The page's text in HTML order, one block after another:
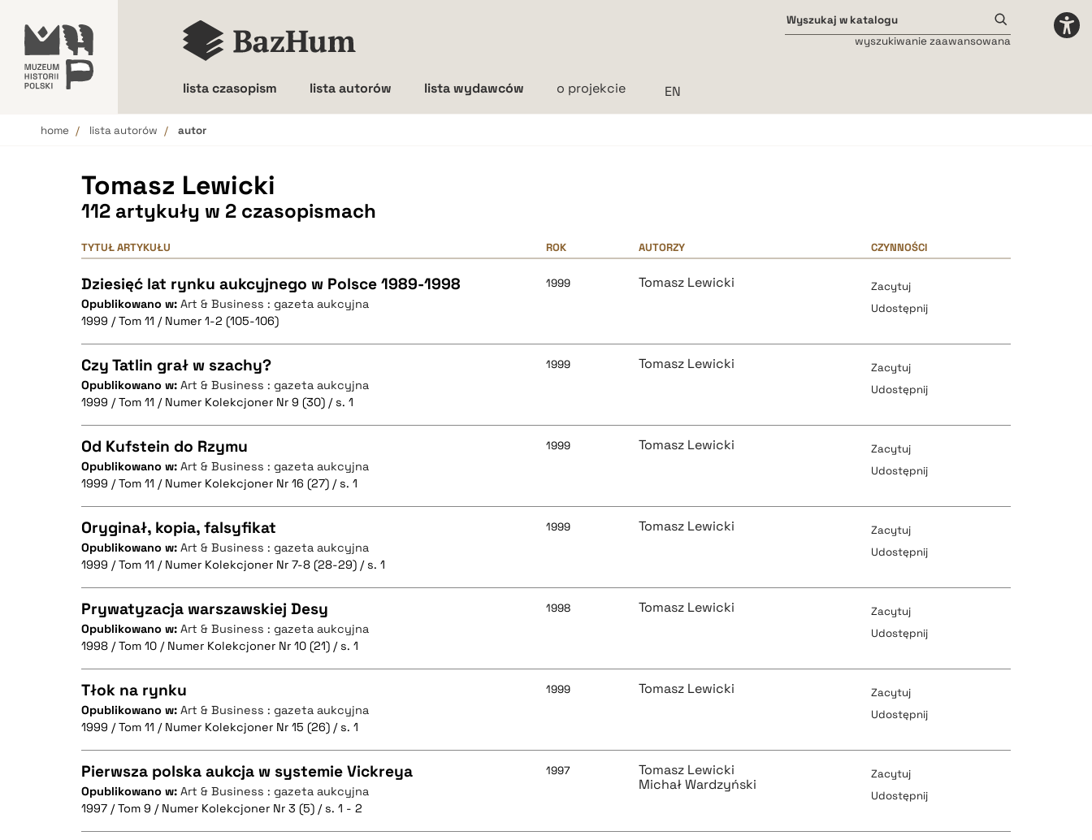
lista czasopism lista autorów lista wydawców o projekcie
wyszukiwanie zaawansowana
home lista autorów autor
Tomasz Lewicki
112 artykuły w 2 czasopismach
TYTUŁ ARTYKUŁU ROK AUTORZY CZYNNOŚCI
Dziesięć lat rynku aukcyjnego w Polsce 1989-1998
Opublikowano w: Art & Business : gazeta aukcyjna
1999 / Tom 11 / Numer 1-2 (105-106)
1999 Tomasz Lewicki
Zacytuj
Udostępnij
CZYSTY TEKST
pobierz cytat
BIBTEX
pobierz cytat
Czy Tatlin grał w szachy?
Opublikowano w: Art & Business : gazeta aukcyjna
1999 / Tom 11 / Numer Kolekcjoner Nr 9 (30) / s. 1
1999 Tomasz Lewicki
Zacytuj
Udostępnij
CZYSTY TEKST
pobierz cytat
BIBTEX
pobierz cytat
Od Kufstein do Rzymu
Opublikowano w: Art & Business : gazeta aukcyjna
1999 / Tom 11 / Numer Kolekcjoner Nr 16 (27) / s. 1
1999 Tomasz Lewicki
Zacytuj
Udostępnij
CZYSTY TEKST
pobierz cytat
BIBTEX
pobierz cytat
Oryginał, kopia, falsyfikat
Opublikowano w: Art & Business : gazeta aukcyjna
1999 / Tom 11 / Numer Kolekcjoner Nr 7-8 (28-29) / s. 1
1999 Tomasz Lewicki
Zacytuj
Udostępnij
CZYSTY TEKST
pobierz cytat
BIBTEX
pobierz cytat
Prywatyzacja warszawskiej Desy
Opublikowano w: Art & Business : gazeta aukcyjna
1998 / Tom 10 / Numer Kolekcjoner Nr 10 (21) / s. 1
1998 Tomasz Lewicki
Zacytuj
Udostępnij
CZYSTY TEKST
pobierz cytat
BIBTEX
Tłok na rynku
Opublikowano w: Art & Business : gazeta aukcyjna
1999 / Tom 11 / Numer Kolekcjoner Nr 15 (26) / s. 1
1999 Tomasz Lewicki
Zacytuj
Udostępnij
CZYSTY TEKST
Pierwsza polska aukcja w systemie Vickreya
Opublikowano w: Art & Business : gazeta aukcyjna
1997 / Tom 9 / Numer Kolekcjoner Nr 3 (5) / s. 1 - 2
1997
Tomasz Lewicki
Michał Wardzyński
Zacytuj
Udostępnij